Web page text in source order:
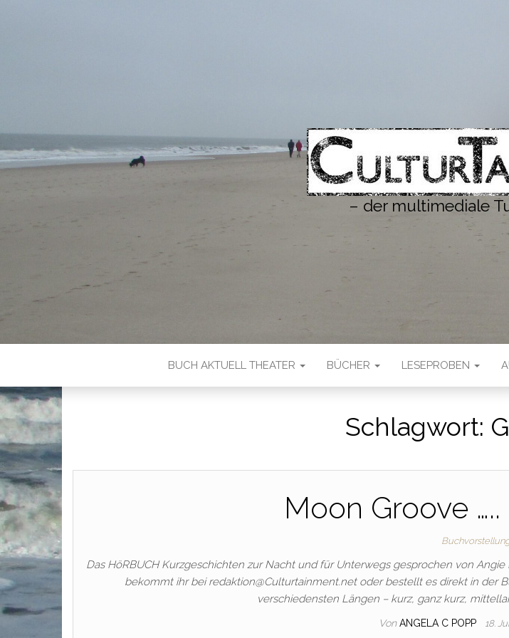
– der multimediale
BUCH AKTUELL THEATER BÜCHER LESEPROBEN
Schlagwort:
Moon Groove
Das HöRBUCH Kurzgeschichten zur Nacht und für Unterwegs gesprochen von
bekommt ihr bei redaktion@Culturtainment.net oder bestellt es direkt in der
verschiedensten Längen – kurz, ganz kurz,
Von ANGELA C POPP 18.